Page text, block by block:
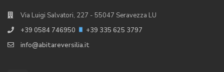
Via Luigi Salvatori, 227 - 55047 Seravezza LU
+39 0584 746950
+39 335 625 3797
info@abitareversilia.it